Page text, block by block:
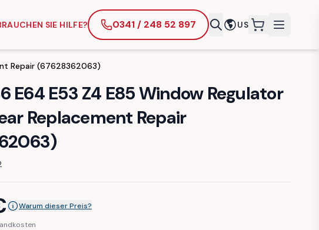
SIE HILFE? 0341 / 248 52 897 US
Repair (67628362063)
E64 E53 Z4 E85 Window Regulator
Replacement Repair
Warum dieser Preis?